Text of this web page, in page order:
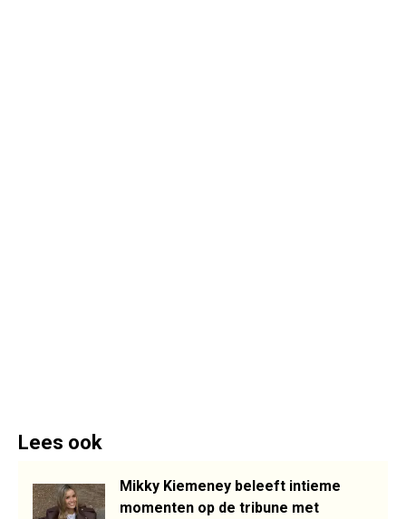
Lees ook
Mikky Kiemeney beleeft intieme
momenten op de tribune met